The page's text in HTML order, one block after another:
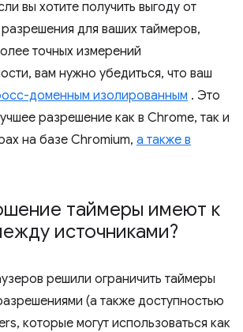
вы хотите получить выгоду от
для ваших таймеров,
точных измерений
вам нужно убедиться, что ваш
доменным изолированным . Это
разрешение как в Chrome, так и
на базе Chromium, а также в
таймеры имеют к
источниками?
решили ограничить таймеры
(а также доступностью
которые могут использоваться как